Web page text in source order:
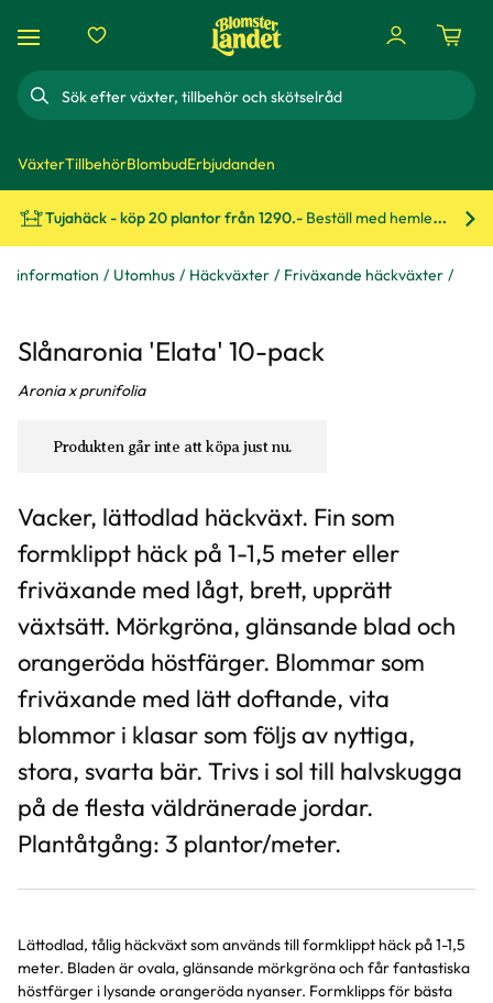
Sök
VäxterTillbehörBlombudErbjudanden
Tujahäck - köp 20 plantor från 1290.- Beställ med hemleverans!
Utomhus Häckväxter Friväxande häckväxter
Slånaronia 'Elata' 10-pack
Aronia x prunifolia
Produkten går inte att köpa just nu.
Vacker, lättodlad häckväxt. Fin som
formklippt häck på 1-1,5 meter eller
friväxande med lågt, brett, upprätt
växtsätt. Mörkgröna, glänsande blad och
orangeröda höstfärger. Blommar som
friväxande med lätt doftande, vita
blommor i klasar som följs av nyttiga,
stora, svarta bär. Trivs i sol till halvskugga
på de flesta väldränerade jordar.
Plantåtgång: 3 plantor/meter.
Lättodlad, tålig häckväxt som används till formklippt häck på 1-1,5
meter. Bladen är ovala, glänsande mörkgröna och får fantastiska
höstfärger i lysande orangeröda nyanser. Formklipps för bästa